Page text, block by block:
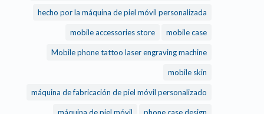
hecho por la máquina de piel móvil personalizada
mobile accessories store mobile case
Mobile phone tattoo laser engraving machine
mobile skin
máquina de fabricación de piel móvil personalizado